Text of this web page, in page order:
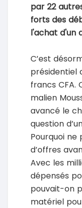
par 22
forts des
l'achat d'un
C’est
présidentiel
francs CFA.
malien
avancé le
question
Pourquoi
d’offres
Avec les
dépensés
pouvait-on
matériel